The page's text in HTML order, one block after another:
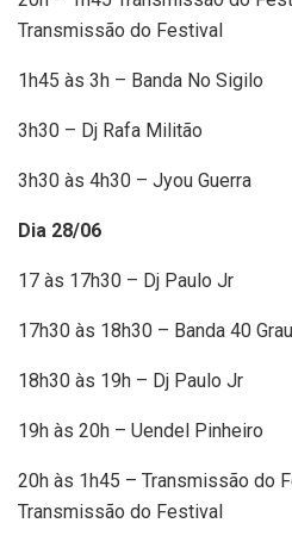
Transmissão do Festival
1h45 às 3h – Banda No Sigilo
3h30 – Dj Rafa Militão
3h30 às 4h30 – Jyou Guerra
Dia 28/06
17 às 17h30 – Dj Paulo Jr
17h30 às 18h30 – Banda 40
18h30 às 19h – Dj Paulo Jr
19h às 20h – Uendel Pinheiro
20h às 1h45 – Transmissão do
Transmissão do Festival